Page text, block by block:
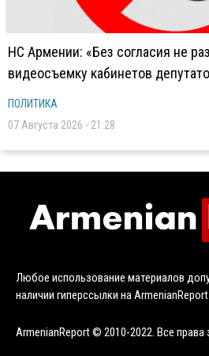
НС Армении: «Без согласия не
видеосъемку кабинетов
ПОЛИТИКА
07 Августа 2026 - 21:28
Любое использование материалов
наличии гиперссылки на ArmenianReport
ArmenianReport © 2010-2022. Все